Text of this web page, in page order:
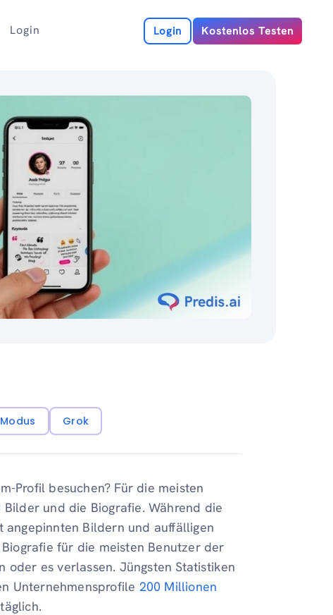
Login Login Kostenlos Testen
Grok
Profil besuchen? Für die meisten
und die Biografie. Während die
angepinnten Bildern und auffälligen
für die meisten Benutzer der
oder es verlassen. Jüngsten Statistiken
Unternehmensprofile 200 Millionen